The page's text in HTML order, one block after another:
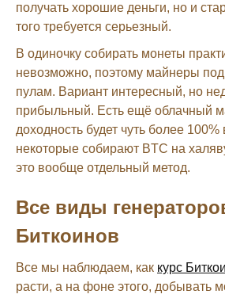
получать хорошие деньги, но и
того требуется серьезный.
В одиночку собирать монеты
невозможно, поэтому майнеры
пулам. Вариант интересный, но
прибыльный. Есть ещё облачный
доходность будет чуть более 100%
некоторые собирают BTC на
это вообще отдельный метод.
Все виды
Биткоинов
Все мы наблюдаем, как курс
расти, а на фоне этого, добывать